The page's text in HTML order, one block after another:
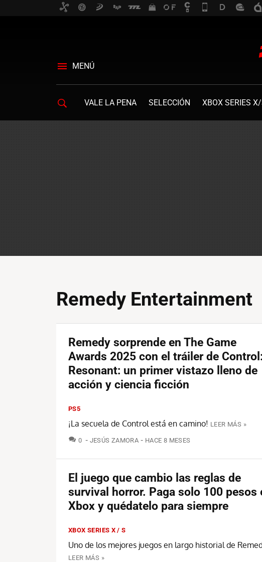
MENÚ
VALE LA PENA SELECCIÓN XBOX SERIES
Remedy Entertainment
Remedy sorprende en The Game
Awards 2025 con el tráiler de Control:
Resonant: un primer vistazo lleno de
acción y ciencia ficción
PS5
¡La secuela de Control está en camino! LEER MÁS »
0 COMENTARIOS
JESÚS ZAMORA HACE 8 MESES
El juego que cambio las reglas de
survival horror. Paga solo 100 pesos
Xbox y quédatelo para siempre
XBOX SERIES X / S
Uno de los mejores juegos en largo historial de
LEER MÁS »